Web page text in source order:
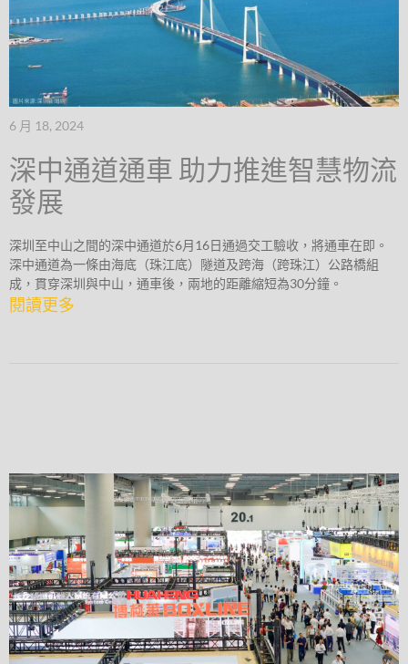
6 月 18, 2024
深中通道通車 助力推進智慧物流
發展
深圳至中山之間的深中通道於6月16日通過交工驗收，將通車在即。
深中通道為一條由海底（珠江底）隧道及跨海（跨珠江）公路橋組
成，貫穿深圳與中山，通車後，兩地的距離縮短為30分鐘。
閱讀更多